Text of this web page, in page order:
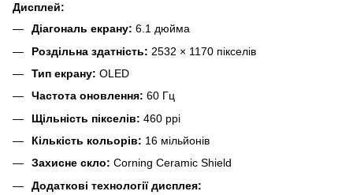
Дисплей:
Діагональ екрану: 6.1 дюйма
Роздільна здатність: 2532 × 1170 пікселів
Тип екрану: OLED
Частота оновлення: 60 Гц
Щільність пікселів: 460 ppi
Кількість кольорів: 16 мільйонів
Захисне скло: Corning Ceramic Shield
Додаткові технології дисплея: